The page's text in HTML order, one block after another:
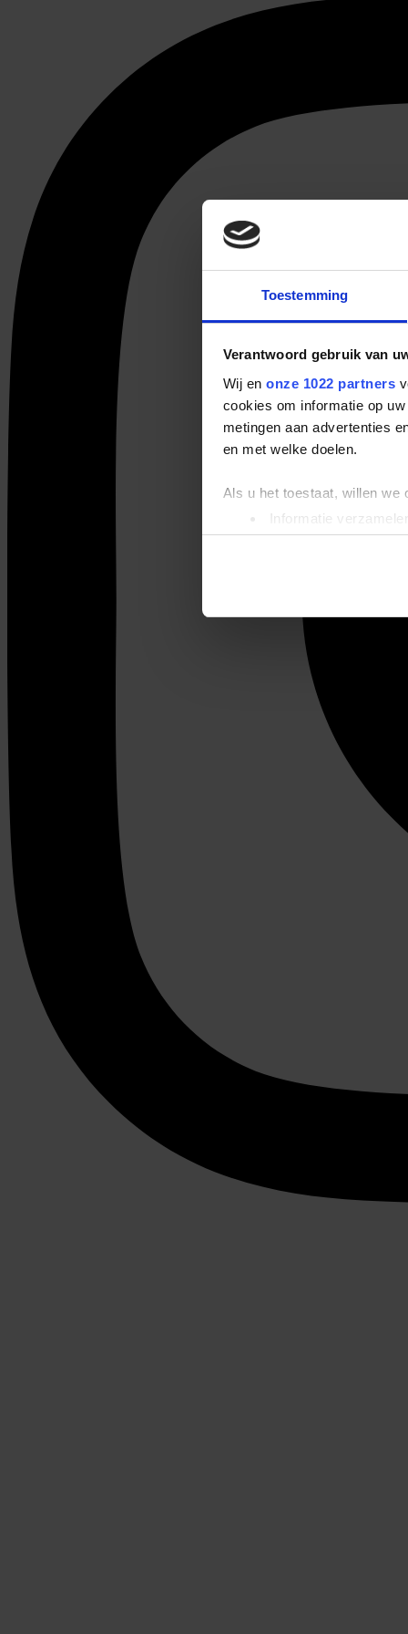
Toestemming
Verantwoord gebruik van
Wij en onze 1022 partners
cookies om informatie op
metingen aan advertenties
en met welke doelen.
Als u het toestaat, willen we
Informatie
Uw apparaat
Lees meer over hoe uw
We gebruiken cookies om
websiteverkeer te
media, adverteren en
verstrekt of die ze hebben